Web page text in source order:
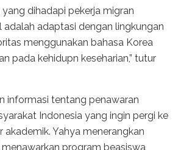
dihadapi pekerja migran
adalah adaptasi dengan lingkungan
menggunakan bahasa Korea
pada kehidupn keseharian,” tutur
informasi tentang penawaran
Indonesia yang ingin pergi ke
akademik. Yahya menerangkan
program beasiswa